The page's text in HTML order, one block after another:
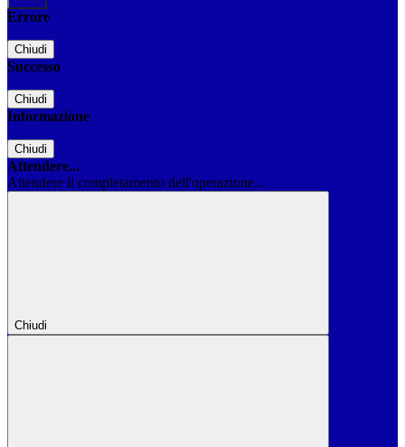
Errore
Chiudi
Successo
Chiudi
Informazione
Chiudi
Attendere...
Attendere il completamento dell'operazione...
Chiudi